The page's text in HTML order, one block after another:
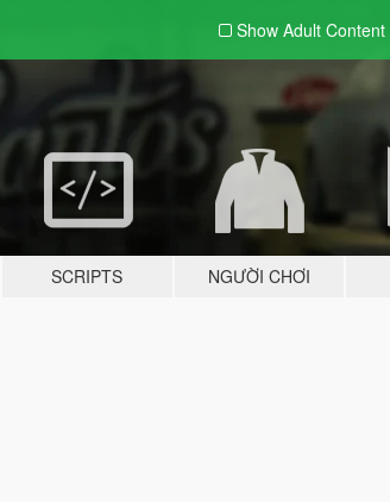
Show Adult Content
SCRIPTS NGƯỜI CHƠI